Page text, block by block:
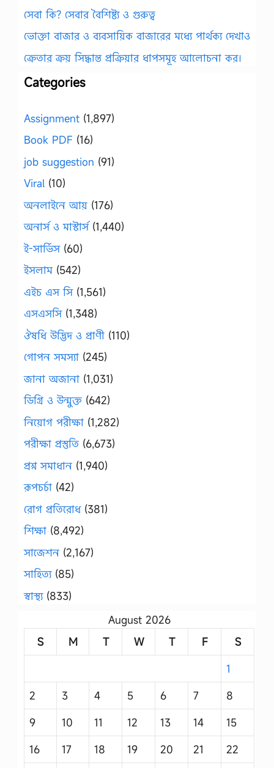
সেবা কি? সেবার বৈশিষ্ট্য ও গুরুত্ব
ভোক্তা বাজার ও ব্যবসায়িক বাজারের মধ্যে পার্থক্য দেখাও
ক্রেতার ক্রয় সিদ্ধান্ত প্রক্রিয়ার ধাপসমূহ আলোচনা কর।
Categories
Assignment (1,897)
Book PDF (16)
job suggestion (91)
Viral (10)
অনলাইনে আয় (176)
অনার্স ও মাস্টার্স(1,440)
ই-সার্ভিস(60)
ইসলাম(542)
এইচ এস সি(1,561)
এসএসসি(1,348)
ঔষধি উদ্ভিদ ও প্রাণী (110)
গোপন সমস্যা (245)
জানা অজানা (1,031)
ডিগ্রি ও উন্মুক্ত (642)
নিয়োগ পরীক্ষা (1,282)
পরীক্ষা প্রস্তুতি (6,673)
প্রশ্ন সমাধান (1,940)
রূপচর্চা (42)
রোগ প্রতিরোধ(381)
শিক্ষা (8,492)
সাজেশন (2,167)
সাহিত্য(85)
স্বাস্থ্য(833)
August 2026
S
M T W T F
S
1
2
3 4 5 6 7
8
9
10 11 12 13 14
15
16
17 18 19 20 21 22